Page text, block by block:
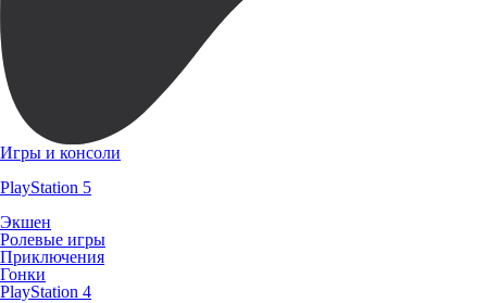
Игры и консоли
PlayStation 5
Экшен
Ролевые игры
Приключения
Гонки
PlayStation 4